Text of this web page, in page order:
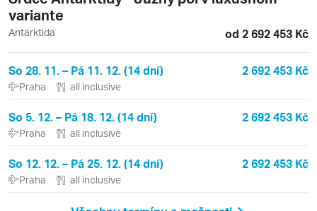
variante
Antarktida od 2 692 453 Kč
So 28. 11. – Pá 11. 12. (14 dní) 2 692 453 Kč
Praha all inclusive
So 5. 12. – Pá 18. 12. (14 dní) 2 692 453 Kč
Praha all inclusive
So 12. 12. – Pá 25. 12. (14 dní) 2 692 453 Kč
Praha all inclusive